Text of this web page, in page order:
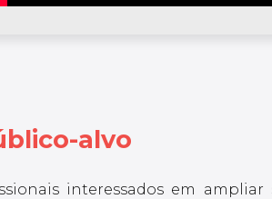
alvo
interessados em